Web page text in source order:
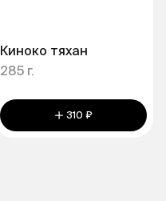
Киноко тяхан
285 г.
310 ₽